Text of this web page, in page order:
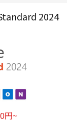
2024
円~